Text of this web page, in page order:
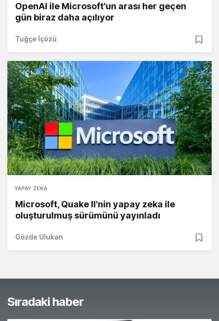
OpenAI ile Microsoft'un arası her geçen
gün biraz daha açılıyor
Tuğçe İçözü
YAPAY ZEKA
Microsoft, Quake II'nin yapay zeka ile
oluşturulmuş sürümünü yayınladı
Gözde Ulukan
Sıradaki haber